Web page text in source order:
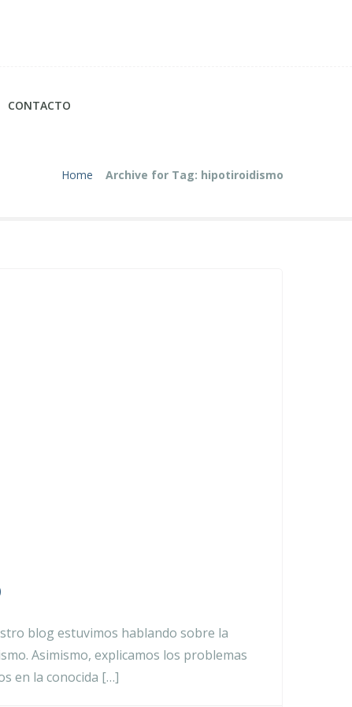
CONTACTO
Home Archive for Tag: hipotiroidismo
blog estuvimos hablando sobre la
Asimismo, explicamos los problemas
en la conocida […]